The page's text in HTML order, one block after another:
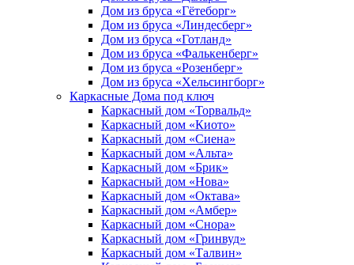
Дом из бруса «Гётеборг»
Дом из бруса «Линдесберг»
Дом из бруса «Готланд»
Дом из бруса «Фалькенберг»
Дом из бруса «Розенберг»
Дом из бруса «Хельсингборг»
Каркасные Дома под ключ
Каркасный дом «Торвальд»
Каркасный дом «Киото»
Каркасный дом «Сиена»
Каркасный дом «Альта»
Каркасный дом «Брик»
Каркасный дом «Нова»
Каркасный дом «Октава»
Каркасный дом «Амбер»
Каркасный дом «Снора»
Каркасный дом «Гринвуд»
Каркасный дом «Талвин»